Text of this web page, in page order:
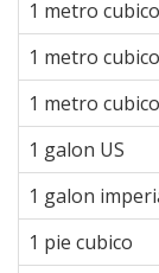
1 metro cubico
1 metro cubico
1 metro cubico
1 galon US
1 galon
1 pie cubico